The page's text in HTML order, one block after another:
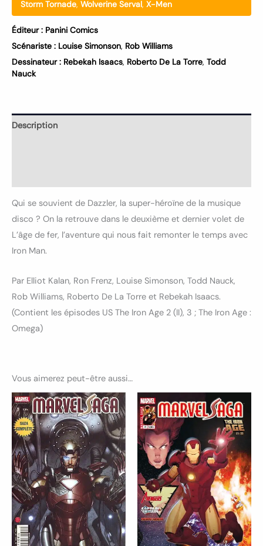
Storm Tornade, Wolverine Serval, X-Men
Éditeur : Panini Comics
Scénariste : Louise Simonson, Rob Williams
Dessinateur : Rebekah Isaacs, Roberto De La Torre, Todd
Nauck
Description
Qui se souvient de Dazzler, la super-héroïne de la musique
disco ? On la retrouve dans le deuxième et dernier volet de
L’âge de fer, l’aventure qui nous fait remonter le temps avec
Iron Man.
Par Elliot Kalan, Ron Frenz, Louise Simonson, Todd Nauck,
Rob Williams, Roberto De La Torre et Rebekah Isaacs.
(Contient les épisodes US The Iron Age 2 (II), 3 ; The Iron Age :
Omega)
Vous aimerez peut-être aussi…